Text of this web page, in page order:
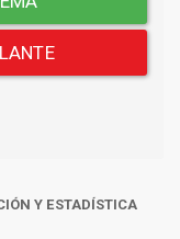
Y ESTADÍSTICA